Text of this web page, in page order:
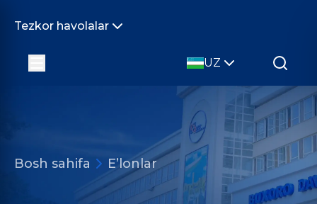
Tezkor havolalar
UZ
Bosh sahifa E’lonlar